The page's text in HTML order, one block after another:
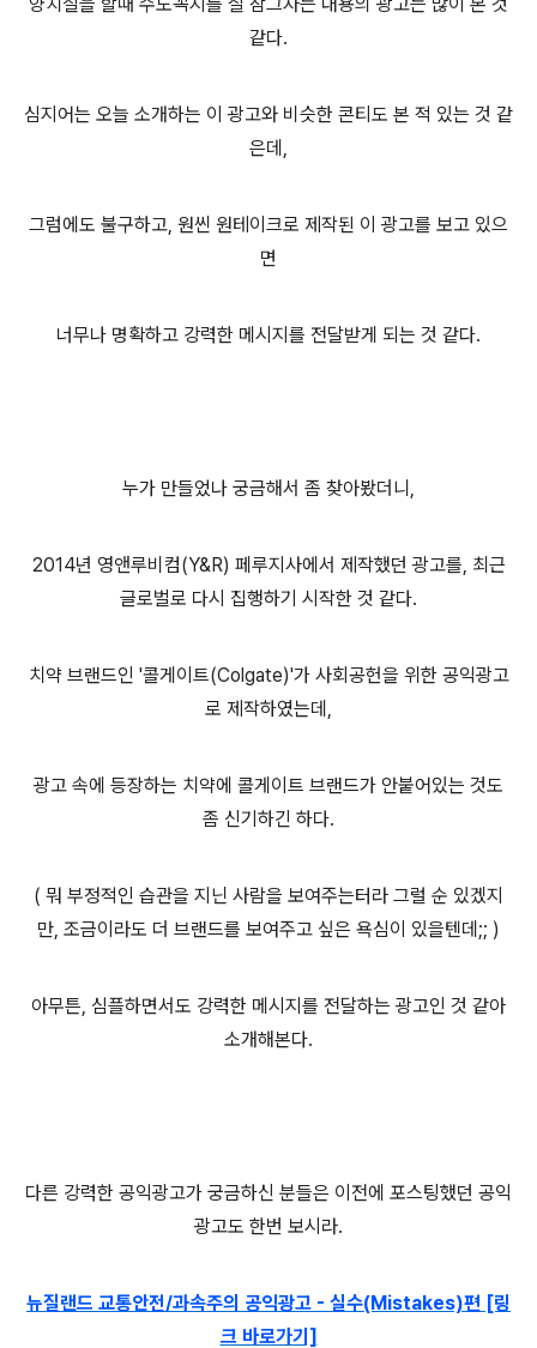
같다.
심지어는 오늘 소개하는 이 광고와 비슷한 콘티도 본 적 있는 것 같
은데,
그럼에도 불구하고, 원씬 원테이크로 제작된 이 광고를 보고 있으
면
너무나 명확하고 강력한 메시지를 전달받게 되는 것 같다.
누가 만들었나 궁금해서 좀 찾아봤더니,
2014년 영앤루비컴(Y&R) 페루지사에서 제작했던 광고를, 최근
글로벌로 다시 집행하기 시작한 것 같다.
치약 브랜드인 '콜게이트(Colgate)'가 사회공헌을 위한 공익광고
로 제작하였는데,
광고 속에 등장하는 치약에 콜게이트 브랜드가 안붙어있는 것도
좀 신기하긴 하다.
( 뭐 부정적인 습관을 지닌 사람을 보여주는터라 그럴 순 있겠지
만, 조금이라도 더 브랜드를 보여주고 싶은 욕심이 있을텐데;; )
아무튼, 심플하면서도 강력한 메시지를 전달하는 광고인 것 같아
소개해본다.
다른 강력한 공익광고가 궁금하신 분들은 이전에 포스팅했던 공익
광고도 한번 보시라.
뉴질랜드 교통안전/과속주의 공익광고 - 실수(Mistakes)편 [링
크 바로가기]